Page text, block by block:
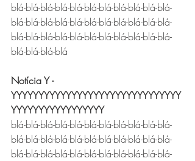
blá-blá-blá-blá-blá-blá-blá-blá-blá-blá-blá-
blá-blá-blá-blá-blá-blá-blá-blá-blá-blá-blá-
blá-blá-blá-blá-blá-blá-blá-blá-blá-blá-blá-
blá-blá-blá-blá
Notícia Y -
YYYYYYYYYYYYYYYYYYYYYYYYYYYYYYY
YYYYYYYYYYYYYYYYY
blá-blá-blá-blá-blá-blá-blá-blá-blá-blá-blá-
blá-blá-blá-blá-blá-blá-blá-blá-blá-blá-blá-
blá-blá-blá-blá-blá-blá-blá-blá-blá-blá-blá-